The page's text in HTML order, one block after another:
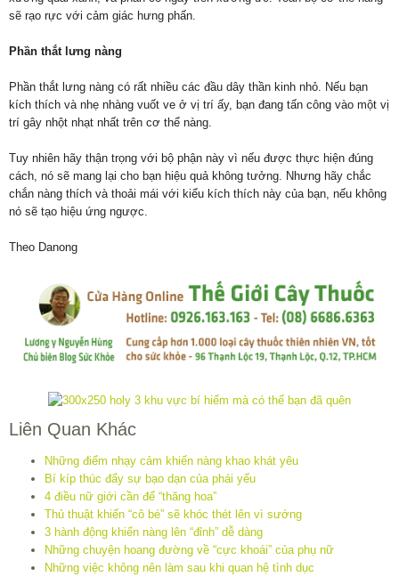
sẽ rạo rực với cảm giác hưng phấn.
Phần thắt lưng nàng
Phần thắt lưng nàng có rất nhiều các đầu dây thần kinh nhỏ. Nếu bạn
kích thích và nhẹ nhàng vuốt ve ở vị trí ấy, bạn đang tấn công vào một vị
trí gây nhột nhạt nhất trên cơ thể nàng.
Tuy nhiên hãy thận trọng với bộ phận này vì nếu được thực hiện đúng
cách, nó sẽ mang lại cho bạn hiệu quả không tưởng. Nhưng hãy chắc
chắn nàng thích và thoải mái với kiểu kích thích này của bạn, nếu không
nó sẽ tạo hiệu ứng ngược.
Theo Danong
Liên Quan Khác
Những điểm nhạy cảm khiến nàng khao khát yêu
Bí kíp thúc đẩy sự bạo dạn của phái yếu
4 điều nữ giới cần để “thăng hoa”
Thủ thuật khiến “cô bé” sẽ khóc thét lên vì sướng
3 hành động khiến nàng lên “đỉnh” dễ dàng
Những chuyện hoang đường về “cực khoái” của phụ nữ
Những việc không nên làm sau khi quan hệ tình dục